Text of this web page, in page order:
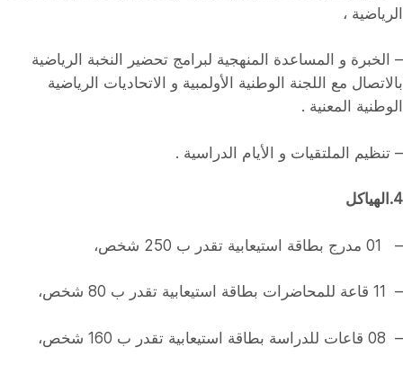
الرياضية ،
– الخبرة و المساعدة المنهجية لبرامج تحضير النخبة الرياضية
بالاتصال مع اللجنة الوطنية الأولمبية و الاتحاديات الرياضية
الوطنية المعنية .
– تنظيم الملتقيات و الأيام الدراسية .
4.الهياكل
– 01 مدرج بطاقة استيعابية تقدر ب 250 شخص،
– 11 قاعة للمحاضرات بطاقة استيعابية تقدر ب 80 شخص،
– 08 قاعات للدراسة بطاقة استيعابية تقدر ب 160 شخص،